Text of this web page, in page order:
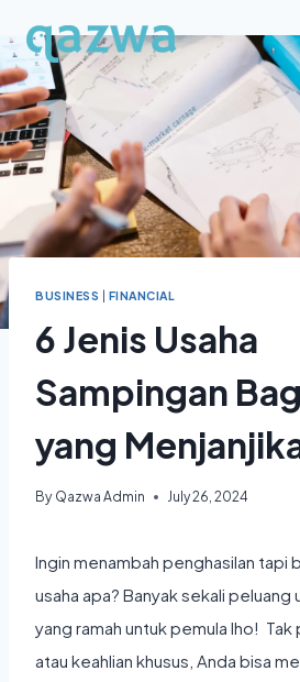
to
content
BUSINESS FINANCIAL
6 Jenis Usaha
Sampingan
yang
By Qazwa Admin July 26, 2024
Ingin menambah penghasilan tapi
usaha apa? Banyak sekali peluang
yang ramah untuk pemula lho!
atau keahlian khusus, Anda bisa